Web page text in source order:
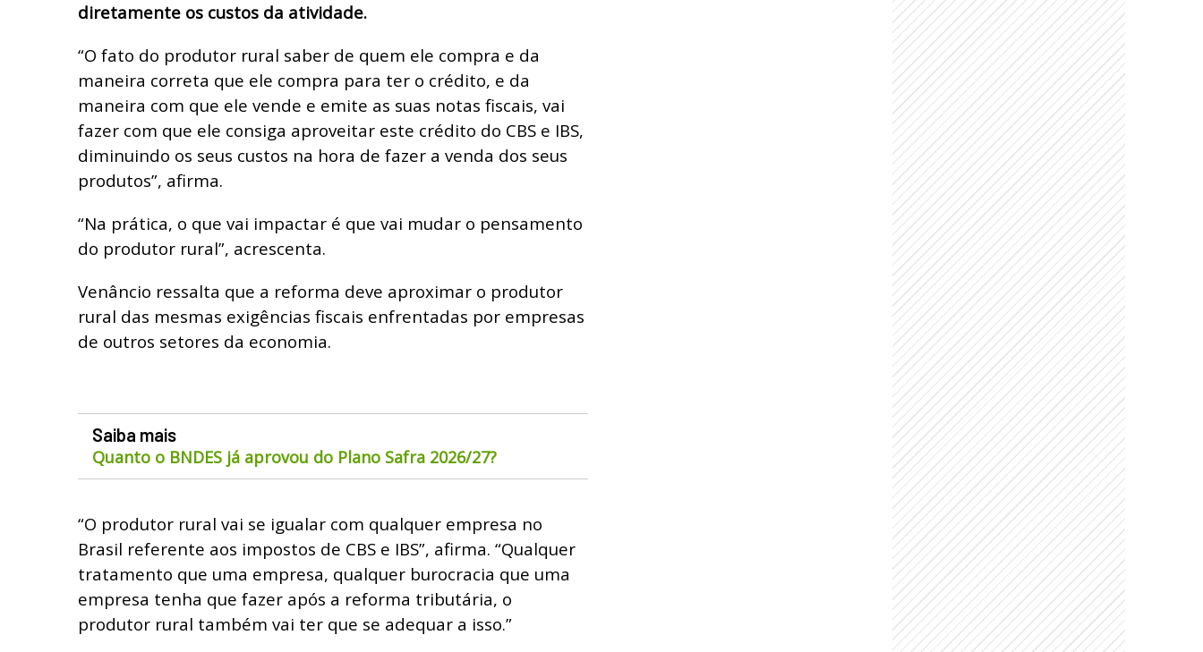
diretamente os custos da atividade.
“O fato do produtor rural saber de quem ele compra e da
maneira correta que ele compra para ter o crédito, e da
maneira com que ele vende e emite as suas notas fiscais, vai
fazer com que ele consiga aproveitar este crédito do CBS e IBS,
diminuindo os seus custos na hora de fazer a venda dos seus
produtos”, afirma.
“Na prática, o que vai impactar é que vai mudar o pensamento
do produtor rural”, acrescenta.
Venâncio ressalta que a reforma deve aproximar o produtor
rural das mesmas exigências fiscais enfrentadas por empresas
de outros setores da economia.
Saiba mais
Quanto o BNDES já aprovou do Plano Safra 2026/27?
“O produtor rural vai se igualar com qualquer empresa no
Brasil referente aos impostos de CBS e IBS”, afirma. “Qualquer
tratamento que uma empresa, qualquer burocracia que uma
empresa tenha que fazer após a reforma tributária, o
produtor rural também vai ter que se adequar a isso.”